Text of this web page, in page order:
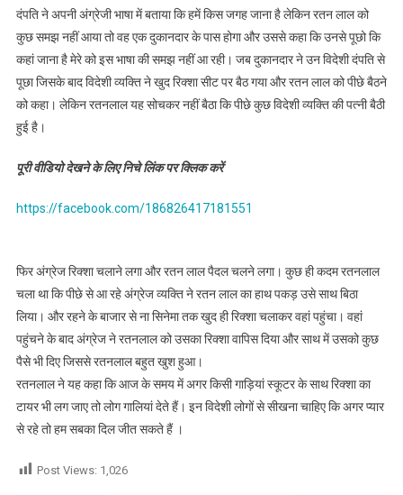
दंपति ने अपनी अंग्रेजी भाषा में बताया कि हमें किस जगह जाना है लेकिन रतन लाल को
कुछ समझ नहीं आया तो वह एक दुकानदार के पास होगा और उससे कहा कि उनसे पूछो कि
कहां जाना है मेरे को इस भाषा की समझ नहीं आ रही। जब दुकानदार ने उन विदेशी दंपति से
पूछा जिसके बाद विदेशी व्यक्ति ने खुद रिक्शा सीट पर बैठ गया और रतन लाल को पीछे बैठने
को कहा। लेकिन रतनलाल यह सोचकर नहीं बैठा कि पीछे कुछ विदेशी व्यक्ति की पत्नी बैठी
हुई है।
पूरी वीडियो देखने के लिए निचे लिंक पर क्लिक करें
https://facebook.com/186826417181551
फिर अंग्रेज रिक्शा चलाने लगा और रतन लाल पैदल चलने लगा। कुछ ही कदम रतनलाल
चला था कि पीछे से आ रहे अंग्रेज व्यक्ति ने रतन लाल का हाथ पकड़ उसे साथ बिठा
लिया। और रहने के बाजार से ना सिनेमा तक खुद ही रिक्शा चलाकर वहां पहुंचा। वहां
पहुंचने के बाद अंग्रेज ने रतनलाल को उसका रिक्शा वापिस दिया और साथ में उसको कुछ
पैसे भी दिए जिससे रतनलाल बहुत खुश हुआ।
रतनलाल ने यह कहा कि आज के समय में अगर किसी गाड़ियां स्कूटर के साथ रिक्शा का
टायर भी लग जाए तो लोग गालियां देते हैं। इन विदेशी लोगों से सीखना चाहिए कि अगर प्यार
से रहे तो हम सबका दिल जीत सकते हैं ।
Post Views: 1,026